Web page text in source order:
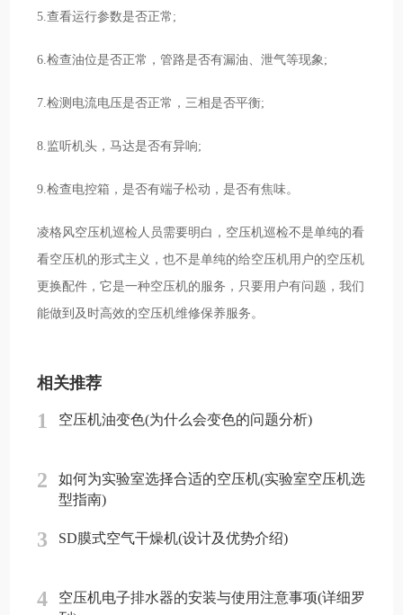
5.查看运行参数是否正常;
6.检查油位是否正常，管路是否有漏油、泄气等现象;
7.检测电流电压是否正常，三相是否平衡;
8.监听机头，马达是否有异响;
9.检查电控箱，是否有端子松动，是否有焦味。
凌格风空压机巡检人员需要明白，空压机巡检不是单纯的看
看空压机的形式主义，也不是单纯的给空压机用户的空压机
更换配件，它是一种空压机的服务，只要用户有问题，我们
能做到及时高效的空压机维修保养服务。
相关推荐
1 空压机油变色(为什么会变色的问题分析)
2
如何为实验室选择合适的空压机(实验室空压机选
型指南)
3 SD膜式空气干燥机(设计及优势介绍)
4
空压机电子排水器的安装与使用注意事项(详细罗